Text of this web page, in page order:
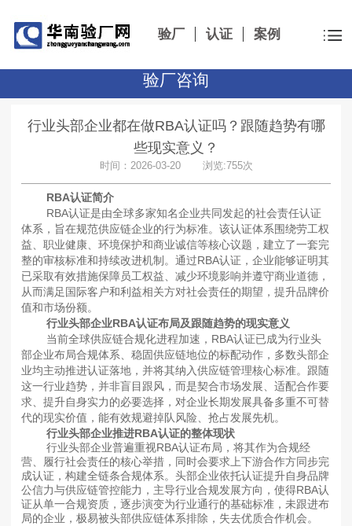
验厂 认证 案例
验厂咨询
行业头部企业都在做RBA认证吗？跟随趋势有哪
些现实意义？
时间：2026-03-20 浏览:755次
RBA认证简介
RBA认证是由全球多家知名企业共同发起的社会责任认证
体系，旨在规范供应链企业的行为标准。该认证体系围绕劳工权
益、职业健康、环境保护和商业诚信等核心议题，建立了一套完
整的审核标准和持续改进机制。通过RBA认证，企业能够证明其
已采取有效措施保障员工权益、减少环境影响并遵守商业道德，
从而满足国际客户和利益相关方对社会责任的期望，提升品牌价
值和市场份额。
行业头部企业RBA认证布局及跟随趋势的现实意义
当前全球供应链合规化进程加速，RBA认证已成为行业头
部企业布局合规体系、稳固供应链地位的标配动作，多数头部企
业均主动推进认证落地，并将其纳入供应链管理核心标准。跟随
这一行业趋势，并非盲目跟风，而是契合市场发展、适配合作要
求、提升自身实力的必要选择，对企业长期发展具备多重不可替
代的现实价值，能有效规避掉队风险、抢占发展先机。
行业头部企业推进RBA认证的整体现状
行业头部企业普遍重视RBA认证布局，将其作为合规经
营、履行社会责任的核心举措，同时会要求上下游合作方同步完
成认证，构建全链条合规体系。头部企业依托认证提升自身品牌
公信力与供应链管控能力，主导行业合规发展方向，使得RBA认
证从单一合规资质，逐步演变为行业通行的基础标准，未跟进布
局的企业，极易被头部供应链体系排除，失去优质合作机会。